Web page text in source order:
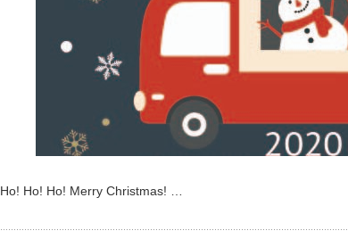
Ho! Ho! Ho! Merry Christmas! …